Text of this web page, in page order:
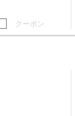
クーポン